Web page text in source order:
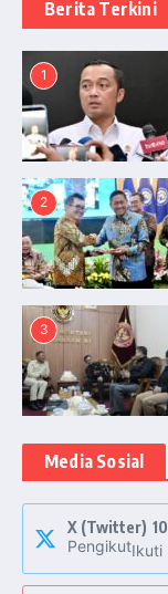
Berita Terkini
1
2
3
Media Sosial
X (Twitter) 10
PengikutIkuti